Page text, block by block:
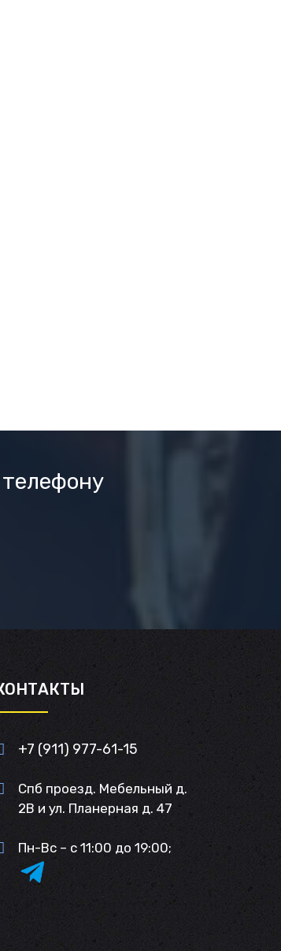
+7 (911) 977-61-15
Спб проезд. Мебельный д.
2В и ул. Планерная д. 47
Пн-Вс – с 11:00 до 19:00;